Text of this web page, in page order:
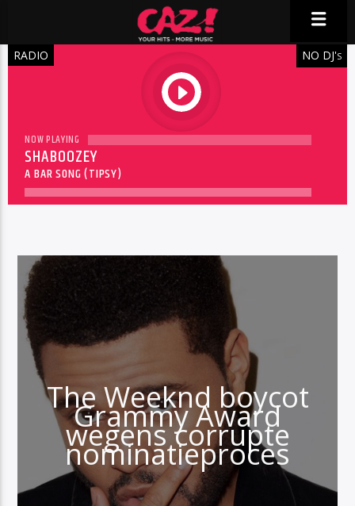
RADIO
play
NO DJ'S
NOW PLAYING
SHABOOZEY
A BAR SONG (TIPSY)
The Weeknd boycot
Grammy Award
wegens corrupte
nominatieproces